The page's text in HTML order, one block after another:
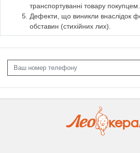
транспортуванні товару покупцем.
Дефекти, що виникли внаслідок
обставин (стихійних лих).